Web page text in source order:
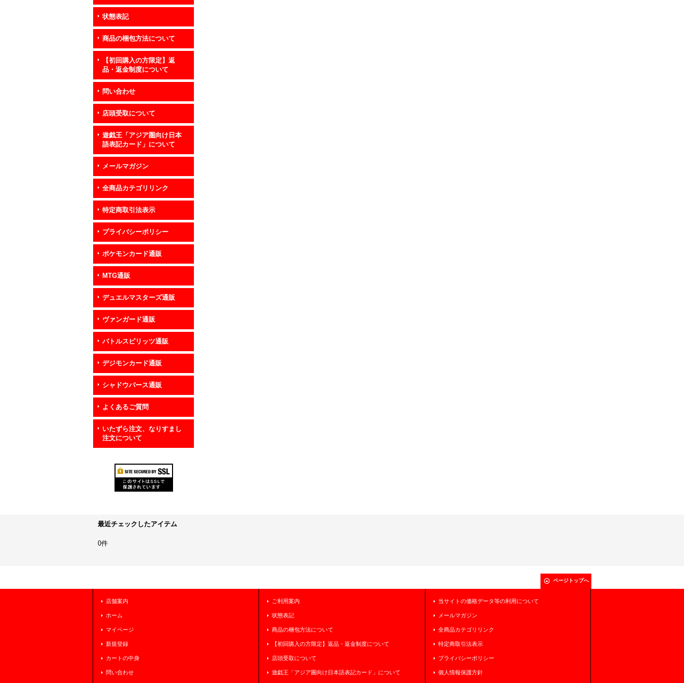
状態表記
商品の梱包方法について
【初回購入の方限定】返
品・返金制度について
問い合わせ
店頭受取について
遊戯王「アジア圏向け日本
語表記カード」について
メールマガジン
全商品カテゴリリンク
特定商取引法表示
プライバシーポリシー
ポケモンカード通販
MTG通販
デュエルマスターズ通販
ヴァンガード通販
バトルスピリッツ通販
デジモンカード通販
シャドウバース通販
よくあるご質問
いたずら注文、なりすまし
注文について
最近チェックしたアイテム
0件
ページトップへ
店舗案内
ホーム
マイページ
新規登録
カートの中身
問い合わせ
ご利用案内
状態表記
商品の梱包方法について
【初回購入の方限定】返品・返金制度について
店頭受取について
遊戯王「アジア圏向け日本語表記カード」について
当サイトの価格データ等の利用について
メールマガジン
全商品カテゴリリンク
特定商取引法表示
プライバシーポリシー
個人情報保護方針